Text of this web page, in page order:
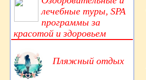
лечебные туры, SPA
программы за
красотой и здоровьем
Пляжный отдых